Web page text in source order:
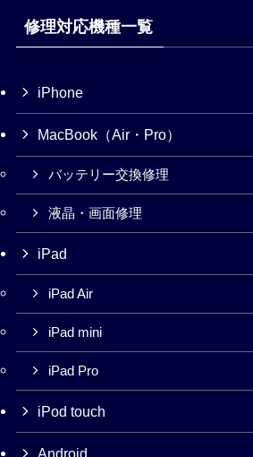
修理対応機種一覧
iPhone
MacBook（Air・Pro）
バッテリー交換修理
液晶・画面修理
iPad
iPad Air
iPad mini
iPad Pro
iPod touch
Android